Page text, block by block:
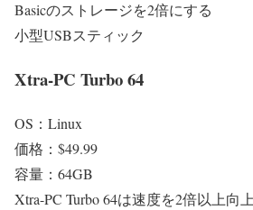
Basicのストレージを2倍にする
小型USBスティック
Xtra-PC Turbo 64
OS：Linux
価格：$49.99
容量：64GB
Xtra-PC Turbo 64は速度を2倍以上向